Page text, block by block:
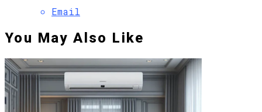
Email
You May Also Like